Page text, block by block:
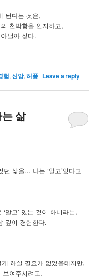
된다는 것은,
천박함을 인지하고,
닐까 싶다.
험,신앙,허풍 | Leave a reply
삶
던 삶을… 나는 ‘알고’있다고
알고’ 있는 것이 아니라는,
깊이 경험한다.
게 하실 필요가 없었을테지만,
보여주시려고.